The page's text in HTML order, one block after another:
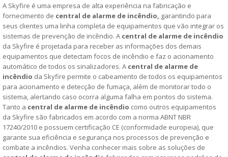
A Skyfire é uma empresa de alta experiência na fabricação e
fornecimento de central de alarme de incêndio, garantindo para
seus clientes uma linha completa de equipamentos que vão integrar os
sistemas de prevenção de incêndio. A central de alarme de incêndio
da Skyfire é projetada para receber as informações dos demais
equipamentos que detectam focos de incêndio e faz o acionamento
automático de todos os sinalizadores. A central de alarme de
incêndio da Skyfire permite o cabeamento de todos os equipamentos
para acionamento e detecção de fumaça, além de monitorar todo o
sistema, alertando caso ocorra alguma falha em pontos do sistema.
Tanto a central de alarme de incêndio como outros equipamentos
da Skyfire são fabricados em acordo com a norma ABNT NBR
17240/2010 e possuem certificação CE (conformidade europeia), que
garante sua eficiência e segurança nos processos de prevenção e
combate a incêndios. Venha conhecer mais sobre as soluções de